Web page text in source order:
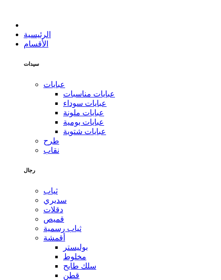
الرئيسية
الأقسام
سيدات
عبايات
عبايات مناسبات
عبايات سوداء
عبايات ملونة
عبايات يومية
عبايات شتوية
طرح
نقاب
رجال
ثياب
سديري
دقلات
قميص
ثياب رسمية
أقمشة
بوليستر
مخلوط
سلك طايح
قطن